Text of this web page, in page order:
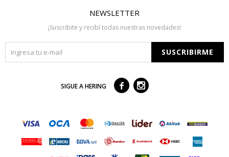
NEWSLETTER
¡Suscribite y recibí todas nuestras novedades!
SUSCRIBIRME
SIGUE A HERING  